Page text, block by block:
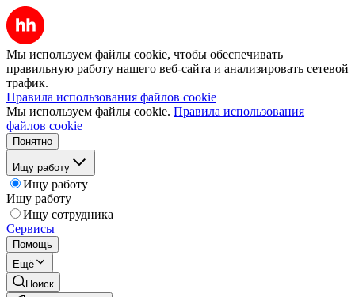
Мы используем файлы cookie, чтобы обеспечивать
правильную работу нашего веб-сайта и анализировать сетевой
трафик.
Правила использования файлов cookie
Мы используем файлы cookie. Правила использования
файлов cookie
Понятно
Ищу работу
Ищу работу
Ищу работу
Ищу сотрудника
Сервисы
Помощь
Ещё
Поиск